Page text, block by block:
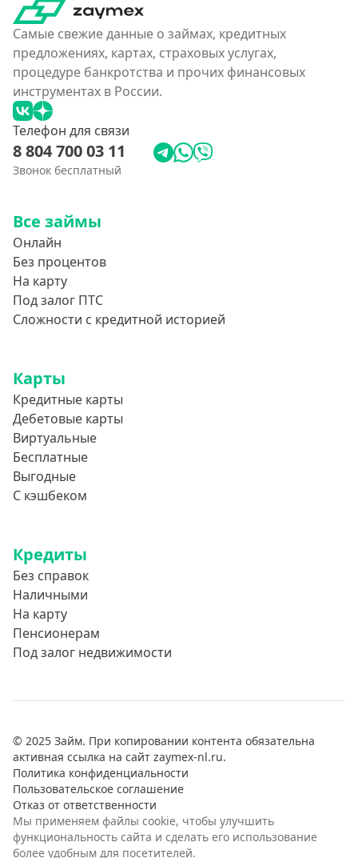
Самые свежие данные о займах, кредитных
предложениях, картах, страховых услугах,
процедуре банкротства и прочих финансовых
инструментах в России.
Телефон для связи
8 804 700 03 11
Звонок бесплатный
Все займы
Онлайн
Без процентов
На карту
Под залог ПТС
Сложности с кредитной историей
Карты
Кредитные карты
Дебетовые карты
Виртуальные
Бесплатные
Выгодные
С кэшбеком
Кредиты
Без справок
Наличными
На карту
Пенсионерам
Под залог недвижимости
© 2025 Займ. При копировании контента обязательна
активная ссылка на сайт zaymex-nl.ru.
Политика конфиденциальности
Пользовательское соглашение
Отказ от ответственности
Мы применяем файлы cookie, чтобы улучшить
функциональность сайта и сделать его использование
более удобным для посетителей.